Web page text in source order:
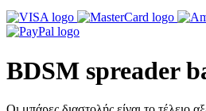
BDSM spreader